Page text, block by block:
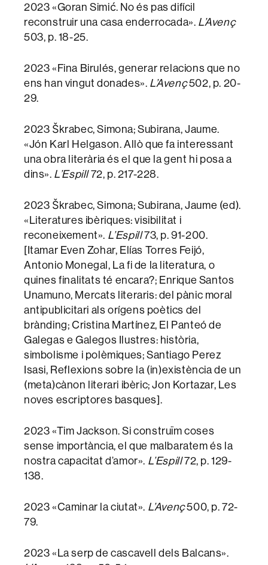
2023 «Goran Simić. No és pas difícil
reconstruir una casa enderrocada». L’Avenç
503, p. 18-25.
2023 «Fina Birulés, generar relacions que no
ens han vingut donades». L’Avenç502, p. 20-
29.
2023 Škrabec, Simona; Subirana, Jaume.
«Jón Karl Helgason. Allò que fa interessant
una obra literària és el que la gent hi posa a
dins». L’Espill72, p. 217-228.
2023 Škrabec, Simona; Subirana, Jaume (ed).
«Literatures ibèriques: visibilitat i
reconeixement». L’Espill73, p. 91-200.
[Itamar Even Zohar, Elías Torres Feijó,
Antonio Monegal, La fi de la literatura, o
quines finalitats té encara?; Enrique Santos
Unamuno, Mercats literaris: del pànic moral
antipublicitari als orígens poètics del
brànding; Cristina Martínez, El Panteó de
Galegas e Galegos Ilustres: història,
simbolisme i polèmiques; Santiago Perez
Isasi, Reflexions sobre la (in)existència de un
(meta)cànon literari ibèric; Jon Kortazar, Les
noves escriptores basques].
2023 «Tim Jackson. Si construïm coses
sense importància, el que malbaratem és la
nostra capacitat d’amor». L’Espill72, p. 129-
138.
2023 «Caminar la ciutat». L’Avenç500, p. 72-
79.
2023 «La serp de cascavell dels Balcans».